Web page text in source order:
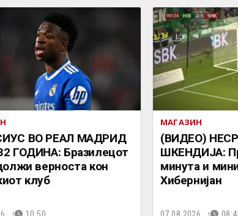
ВО РЕАЛ МАДРИД
ГОДИНА: Бразилецот
верноста кон
клуб
МАГАЗИН
(ВИДЕО)
ШКЕНДИЈА:
минута и
Хибернијан